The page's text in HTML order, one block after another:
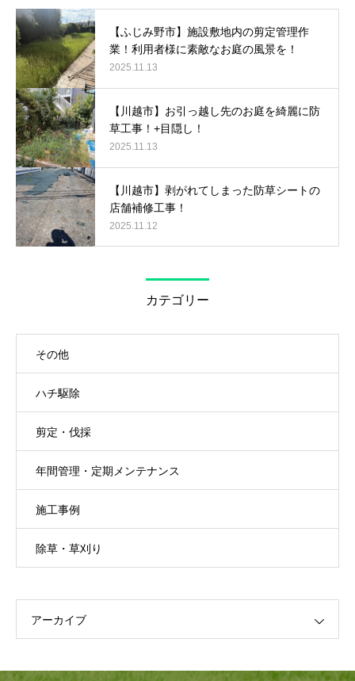
【ふじみ野市】施設敷地内の剪定管理作
業！利用者様に素敵なお庭の風景を！
2025.11.13
【川越市】お引っ越し先のお庭を綺麗に防
草工事！+目隠し！
2025.11.13
【川越市】剥がれてしまった防草シートの
店舗補修工事！
2025.11.12
カテゴリー
その他
ハチ駆除
剪定・伐採
年間管理・定期メンテナンス
施工事例
除草・草刈り
アーカイブ